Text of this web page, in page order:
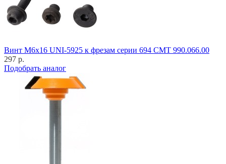
Винт M6x16 UNI-5925 к фрезам серии 694 CMT 990.066.00
297 р.
Подобрать аналог